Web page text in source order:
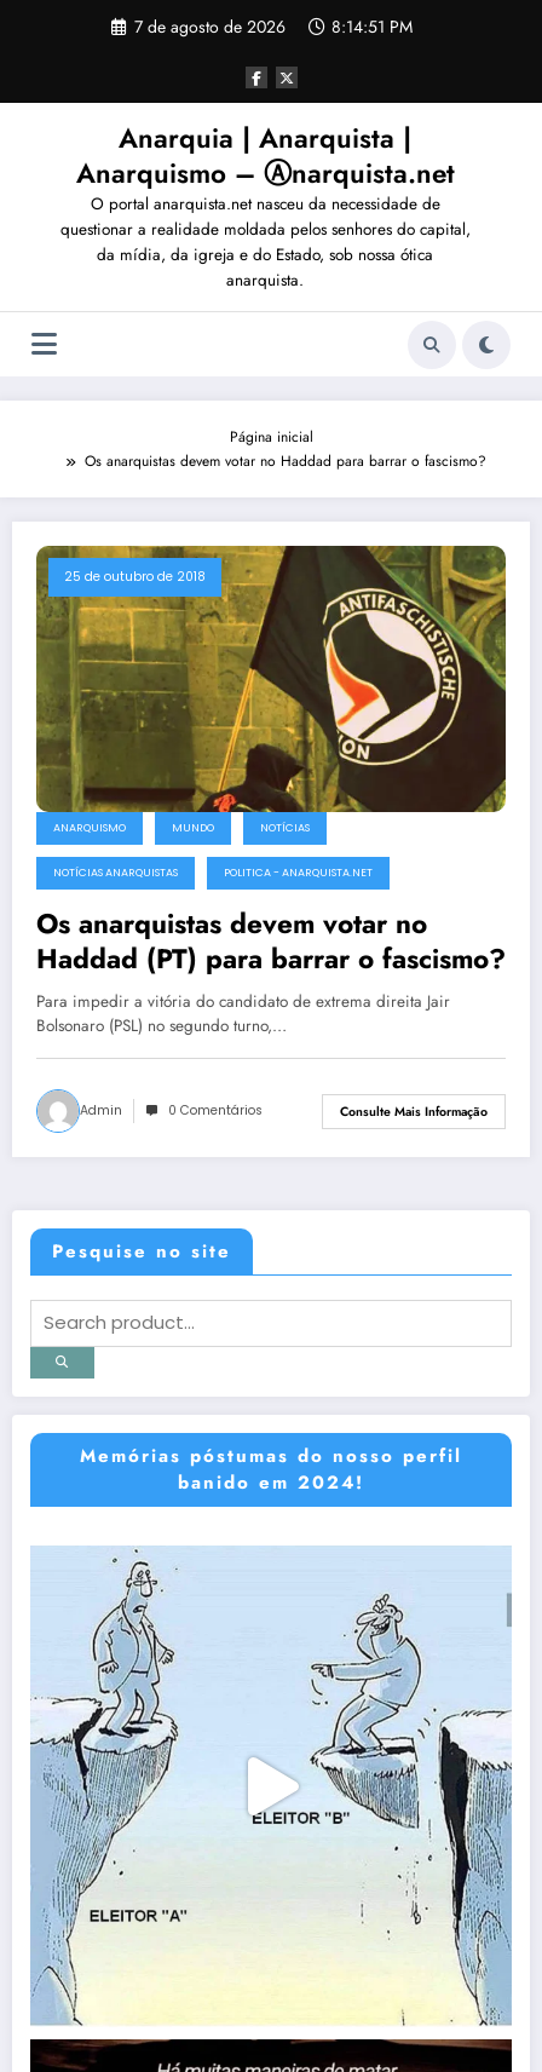
7 de agosto de 2026 8:14:54 PM
Anarquia | Anarquista |
Anarquismo – Ⓐnarquista.net
O portal anarquista.net nasceu da necessidade de
questionar a realidade moldada pelos senhores do capital,
da mídia, da igreja e do Estado, sob nossa ótica
anarquista.
Página inicial
Os anarquistas devem votar no Haddad para barrar o fascismo?
25 de outubro de 2018
ANARQUISMO MUNDO NOTÍCIAS
NOTÍCIAS ANARQUISTAS POLITICA - ANARQUISTA.NET
Os anarquistas devem votar no
Haddad (PT) para barrar o fascismo?
Para impedir a vitória do candidato de extrema direita Jair
Bolsonaro (PSL) no segundo turno,…
Admin 0 Comentários Consulte Mais Informação
Pesquise no site
Memórias póstumas do nosso perfil
banido em 2024!